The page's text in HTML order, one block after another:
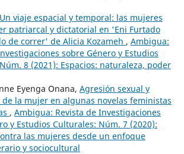
Un viaje espacial y temporal: las mujeres
patriarcal y dictatorial en 'Eni Furtado
de correr' de Alicia Kozameh , Ambigua:
sobre Género y Estudios
8 (2021): Espacios: naturaleza, poder
Eyenga Onana, Agresión sexual y
la mujer en algunas novelas feministas
, Ambigua: Revista de Investigaciones
y Estudios Culturales: Núm. 7 (2020):
las mujeres desde un enfoque
y sociocultural